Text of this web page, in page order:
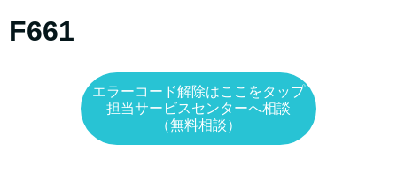
F661
エラーコード解除はここをタップ
担当サービスセンターへ相談
（無料相談）